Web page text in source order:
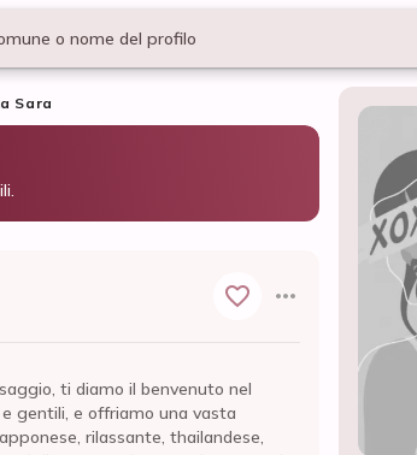
o nome del profilo
Sara
ti diamo il benvenuto nel
gentili, e offriamo una vasta
rilassante, thailandese,